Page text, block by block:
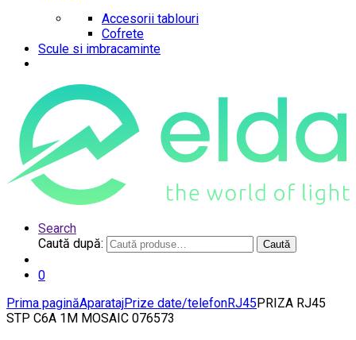
Accesorii tablouri
Cofrete
Scule si imbracaminte
Search
Caută după:
Caută
0
Prima paginăAparatajPrize date/telefonRJ45PRIZA RJ45
STP C6A 1M MOSAIC 076573